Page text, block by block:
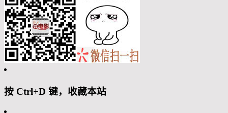
按 Ctrl+D 键，收藏本站